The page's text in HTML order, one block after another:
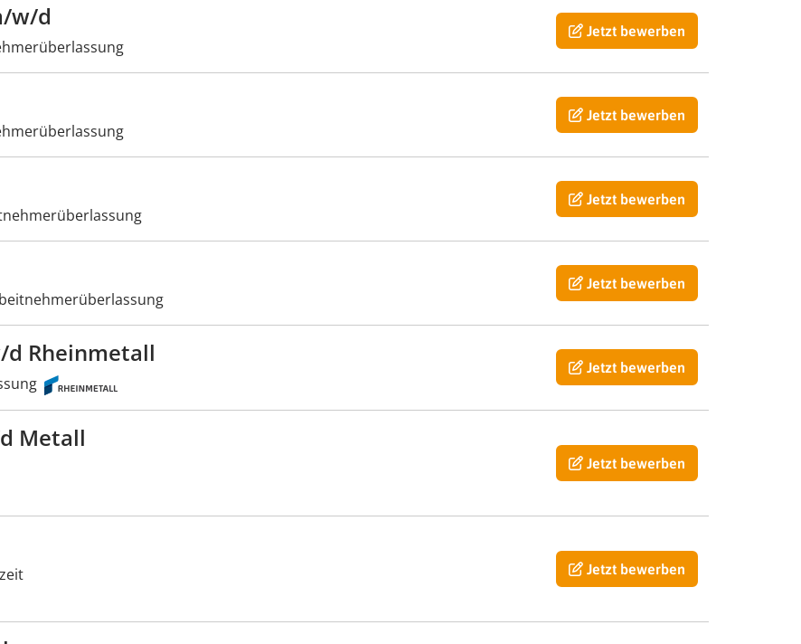
w/d Jetzt bewerben
Jetzt bewerben
Jetzt bewerben
Jetzt bewerben
Rheinmetall
Jetzt bewerben
Metall
Jetzt bewerben
Jetzt bewerben